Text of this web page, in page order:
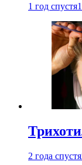
1 год спустя
2 года спустя